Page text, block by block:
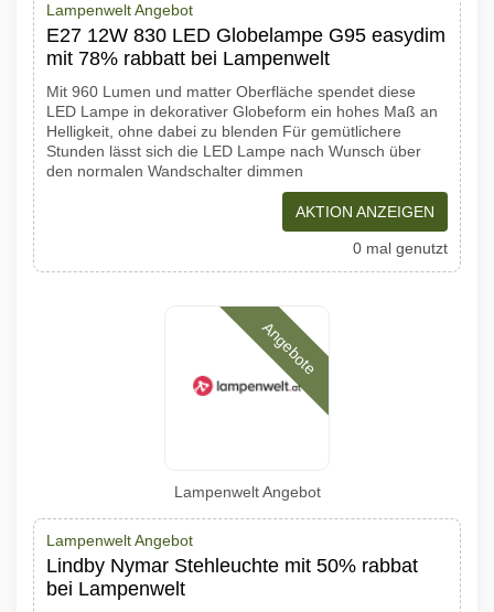
Lampenwelt Angebot
E27 12W 830 LED Globelampe G95 easydim
mit 78% rabbatt bei Lampenwelt
Mit 960 Lumen und matter Oberfläche spendet diese
LED Lampe in dekorativer Globeform ein hohes Maß an
Helligkeit, ohne dabei zu blenden Für gemütlichere
Stunden lässt sich die LED Lampe nach Wunsch über
den normalen Wandschalter dimmen
AKTION ANZEIGEN
0 mal genutzt
Angebote
Lampenwelt Angebot
Lampenwelt Angebot
Lindby Nymar Stehleuchte mit 50% rabbat
bei Lampenwelt